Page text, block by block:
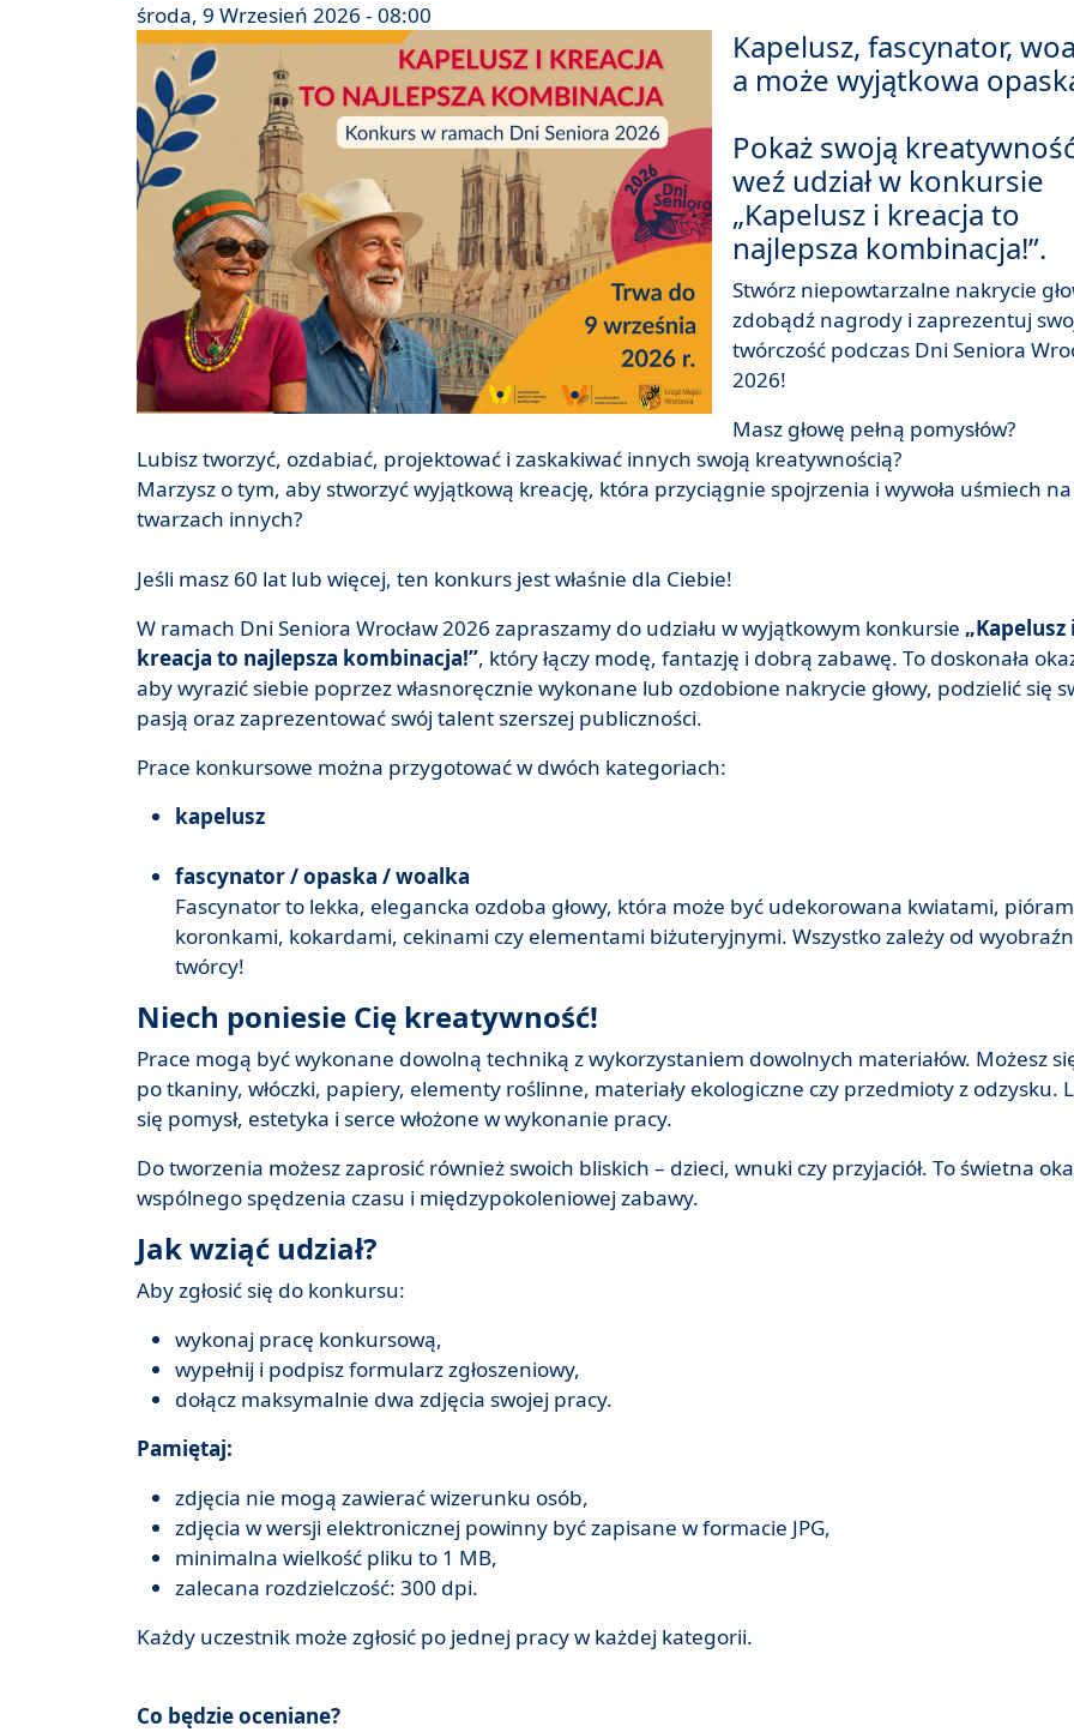
środa, 9 Wrzesień 2026 - 08:00
Kapelusz, fascynator,
a może wyjątkowa
Pokaż swoją
weź udział w konkursie
„Kapelusz i kreacja to
najlepsza kombinacja!”.
Stwórz niepowtarzalne nakrycie
zdobądź nagrody i zaprezentuj
twórczość podczas Dni Seniora
2026!
Masz głowę pełną pomysłów?
Lubisz tworzyć, ozdabiać, projektować i zaskakiwać innych swoją kreatywnością?
Marzysz o tym, aby stworzyć wyjątkową kreację, która przyciągnie spojrzenia i wywoła uśmiech na
twarzach innych?
Jeśli masz 60 lat lub więcej, ten konkurs jest właśnie dla Ciebie!
W ramach Dni Seniora Wrocław 2026 zapraszamy do udziału w wyjątkowym konkursie „Kapelusz i
kreacja to najlepsza kombinacja!”, który łączy modę, fantazję i dobrą zabawę. To doskonała
aby wyrazić siebie poprzez własnoręcznie wykonane lub ozdobione nakrycie głowy, podzielić się
pasją oraz zaprezentować swój talent szerszej publiczności.
Prace konkursowe można przygotować w dwóch kategoriach:
kapelusz
fascynator / opaska / woalka
Fascynator to lekka, elegancka ozdoba głowy, która może być udekorowana kwiatami,
koronkami, kokardami, cekinami czy elementami biżuteryjnymi. Wszystko zależy od
twórcy!
Niech poniesie Cię kreatywność!
Prace mogą być wykonane dowolną techniką z wykorzystaniem dowolnych materiałów. Możesz
po tkaniny, włóczki, papiery, elementy roślinne, materiały ekologiczne czy przedmioty z odzysku.
się pomysł, estetyka i serce włożone w wykonanie pracy.
Do tworzenia możesz zaprosić również swoich bliskich – dzieci, wnuki czy przyjaciół. To świetna
wspólnego spędzenia czasu i międzypokoleniowej zabawy.
Jak wziąć udział?
Aby zgłosić się do konkursu:
wykonaj pracę konkursową,
wypełnij i podpisz formularz zgłoszeniowy,
dołącz maksymalnie dwa zdjęcia swojej pracy.
Pamiętaj:
zdjęcia nie mogą zawierać wizerunku osób,
zdjęcia w wersji elektronicznej powinny być zapisane w formacie JPG,
minimalna wielkość pliku to 1 MB,
zalecana rozdzielczość: 300 dpi.
Każdy uczestnik może zgłosić po jednej pracy w każdej kategorii.
Co będzie oceniane?